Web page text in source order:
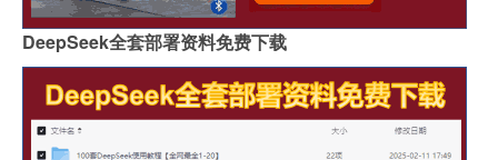
DeepSeek全套部署资料免费下载